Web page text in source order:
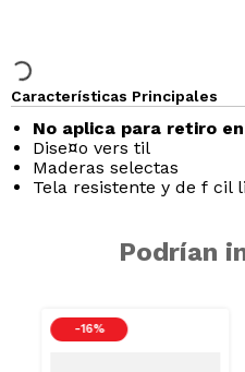
Características Principales
No aplica para retiro
Dise¤o vers til
Maderas selectas
Tela resistente y de f cil
Podrían
-16 %